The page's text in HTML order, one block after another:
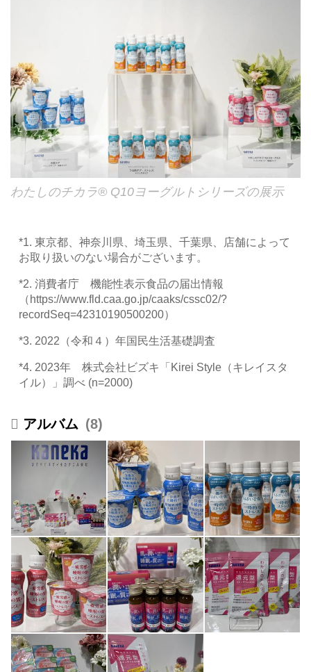
わたしのチカラ®︎ Q10ヨーグルトシリーズの展示
*1. 東京都、神奈川県、埼玉県、千葉県、店舗によって
お取り扱いのない場合がございます。
*2. 消費者庁 機能性表示食品の届出情報
（ https://www.fld.caa.go.jp/caaks/cssc02/?
recordSeq=42310190500200）
*3. 2022（令和４）年国民生活基礎調査
*4. 2023年 株式会社ビズキ「Kirei Style（キレイスタ
イル）」調べ (n=2000)
8